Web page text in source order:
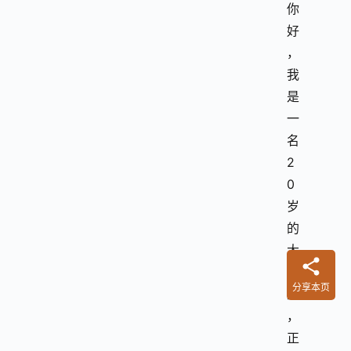
你
好
，
我
是
一
名
2
0
岁
的
大
生
，
正
分享本页